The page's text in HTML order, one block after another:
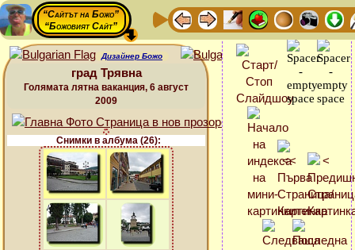
“Сайтът на Божо”
“Божовият Сайт”
Дизайнер Божо
град Трявна
Голямата лятна ваканция, 6 август
2009
Снимки в албума (26):